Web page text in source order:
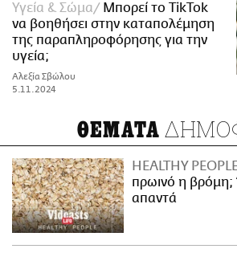
Υγεία & Σώμα
Μπορεί το TikTok
να βοηθήσει στην καταπολέμηση
της παραπληροφόρησης για την
υγεία;
Αλεξία Σβώλου
5.11.2024
ΘΕΜΑΤΑ
HEALTHY
πρωινό η βρόμη;
απαντά